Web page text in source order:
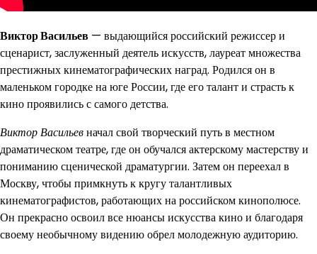
Виктор Васильев — выдающийся российский режиссер и
сценарист, заслуженный деятель искусств, лауреат множества
престижных кинематографических наград. Родился он в
маленьком городке на юге России, где его талант и страсть к
кино проявились с самого детства.
Виктор Васильевначал свой творческий путь в местном
драматическом театре, где он обучался актерскому мастерству и
пониманию сценической драматургии. Затем он переехал в
Москву, чтобы примкнуть к кругу талантливых
кинематографистов, работающих на российском кинополюсе.
Он прекрасно освоил все нюансы искусства кино и благодаря
своему необычному видению обрел молодежную аудиторию.